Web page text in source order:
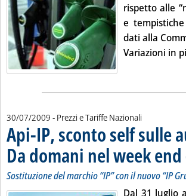
rispetto alle
e
dati alla
Variazioni in
30/07/2009 - Prezzi e Tariffe Nazionali
Api-IP, sconto self sulle
Da domani nel week
Sostituzione del marchio “IP” con il nuovo “IP
Dal 31 luglio